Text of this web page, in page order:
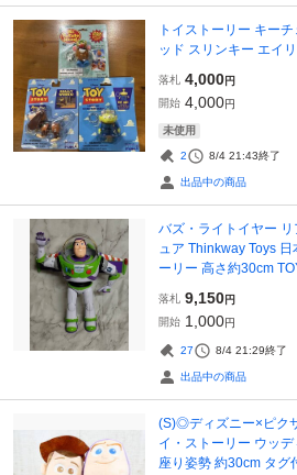
トイストーリー キー
ッド スリンキー エイ
落札 4,000円
開始 4,000円
未使用
2 8/4 21:43終了
出品中の商品
バズ・ライトイヤー
ュア Thinkway Toys
ーリー 高さ約30cm
落札 9,150円
開始 1,000円
27 8/4 21:29終了
出品中の商品
(S)◎ディズニー×ピク
イ・ストーリー ウッ
座り姿勢 約30cm タグ